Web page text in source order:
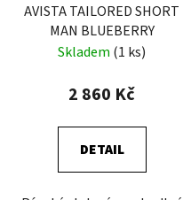
AVISTA TAILORED SHORT
MAN BLUEBERRY
Skladem (1 ks)
2 860 Kč
DETAIL